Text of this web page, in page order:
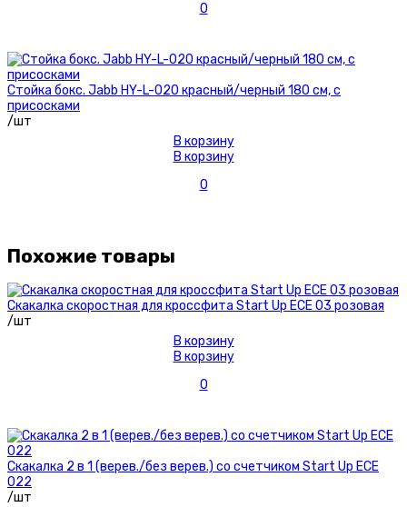
0
Стойка бокс. Jabb HY-L-020 красный/черный 180 см, с
присосками
/шт
В корзину
В корзину
0
Похожие товары
Скакалка скоростная для кроссфита Start Up ЕСЕ 03 розовая
/шт
В корзину
В корзину
0
Скакалка 2 в 1 (верев./без верев.) со счетчиком Start Up EСЕ
022
/шт